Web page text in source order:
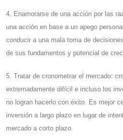
4. Enamorarse de una acción por las
una acción en base a un apego
conducir a una mala toma de
de sus fundamentos y potencial de
5. Tratar de cronometrar el mercado:
extremadamente difícil e incluso los
no logran hacerlo con éxito. Es mejor
inversión a largo plazo en lugar de
mercado a corto plazo.